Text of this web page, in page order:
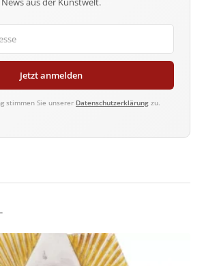
Jetzt anmelden
stimmen Sie unserer Datenschutzerklärung zu.